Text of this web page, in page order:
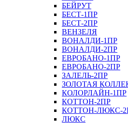
БЕЙРУТ
БЕСТ-1ПР
БЕСТ-2ПР
ВЕНЗЕЛЯ
ВОНАЛДИ-1ПР
ВОНАЛДИ-2ПР
ЕВРОБАНО-1ПР
ЕВРОБАНО-2ПР
ЗАЛЕЛЬ-2ПР
ЗОЛОТАЯ
КОЛОРЛАЙН-1ПР
КОТТОН-2ПР
КОТТОН-ЛЮКС-
ЛЮКС